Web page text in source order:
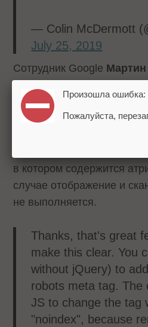
— Colin McDermott
July 25, 2019
Сотрудник Google Мартин
поблагодарил вебмастера
объяснил, что JavaScript
использовать для
в котором содержится
случае отображение и
не выполняется.
Thanks, that's great
make this clear. You
without jQuery) to
robots meta tag. The
JS to change the tag
"noindex", because
Произошла ошибка:
Пожалуйста,